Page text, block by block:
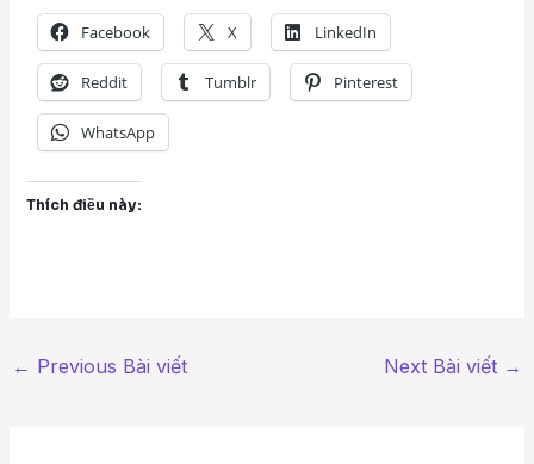
Facebook X LinkedIn
Reddit Tumblr Pinterest
WhatsApp
Thích điều này:
← Previous Bài viết Next Bài viết →